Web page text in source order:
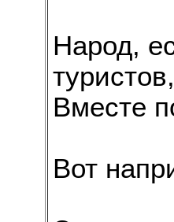
Народ,
Вместе
Вот